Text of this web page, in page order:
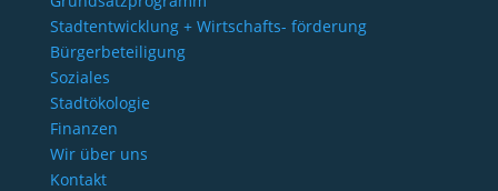
Stadtentwicklung + Wirtschafts- förderung
Bürgerbeteiligung
Soziales
Stadtökologie
Finanzen
Wir über uns
Kontakt